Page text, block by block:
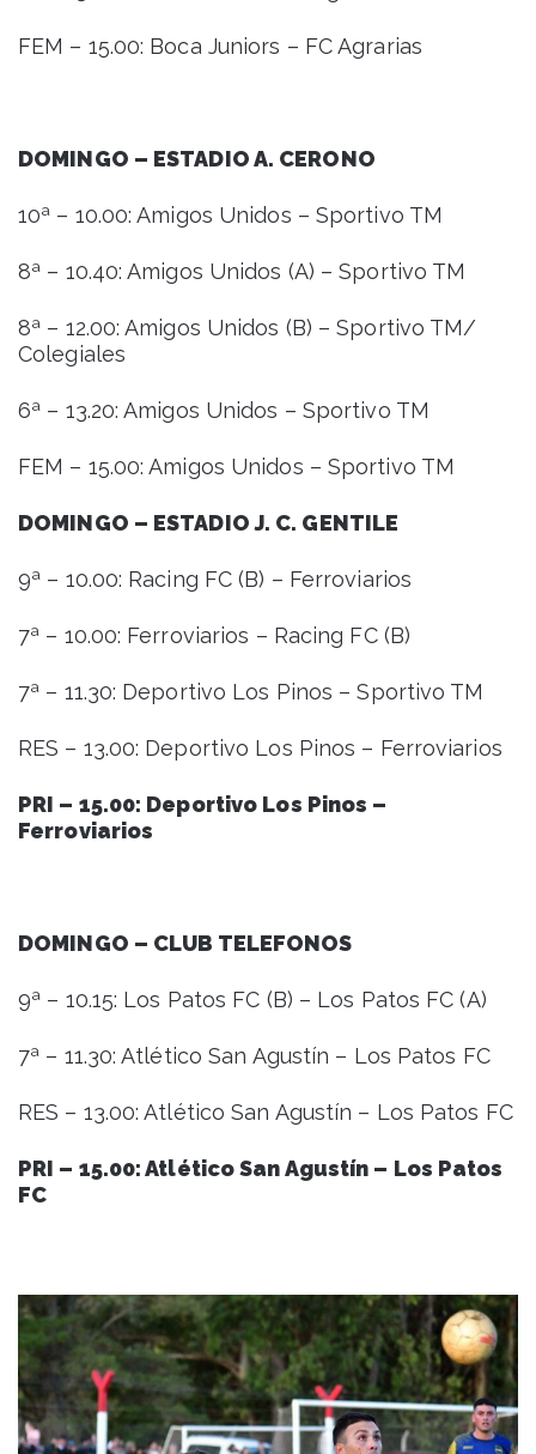
FEM – 15.00: Boca Juniors – FC Agrarias
DOMINGO – ESTADIO A. CERONO
10ª – 10.00: Amigos Unidos – Sportivo TM
8ª – 10.40: Amigos Unidos (A) – Sportivo TM
8ª – 12.00: Amigos Unidos (B) – Sportivo TM/
Colegiales
6ª – 13.20: Amigos Unidos – Sportivo TM
FEM – 15.00: Amigos Unidos – Sportivo TM
DOMINGO – ESTADIO J. C. GENTILE
9ª – 10.00: Racing FC (B) – Ferroviarios
7ª – 10.00: Ferroviarios – Racing FC (B)
7ª – 11.30: Deportivo Los Pinos – Sportivo TM
RES – 13.00: Deportivo Los Pinos – Ferroviarios
PRI – 15.00: Deportivo Los Pinos –
Ferroviarios
DOMINGO – CLUB TELEFONOS
9ª – 10.15: Los Patos FC (B) – Los Patos FC (A)
7ª – 11.30: Atlético San Agustín – Los Patos FC
RES – 13.00: Atlético San Agustín – Los Patos FC
PRI – 15.00: Atlético San Agustín – Los Patos
FC